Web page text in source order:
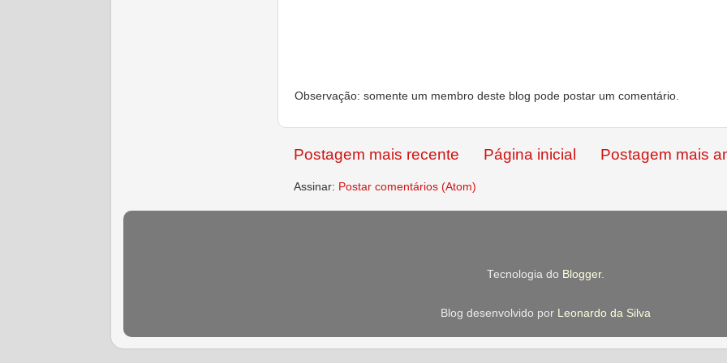
Observação: somente um membro deste blog pode postar um comentário.
Postagem mais recente Postagem mais
Página inicial
Assinar: Postar comentários (Atom)
Tecnologia do Blogger.
Blog desenvolvido por Leonardo da Silva